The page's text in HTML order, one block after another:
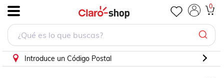
0
Introduce un Código Postal
Ángel inclinado en rodilla derecha